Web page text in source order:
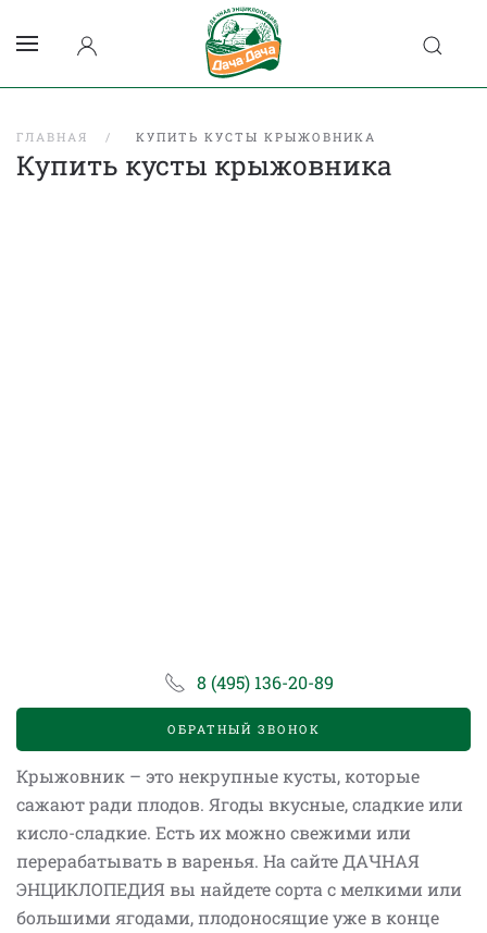
ГЛАВНАЯ КУПИТЬ КУСТЫ КРЫЖОВНИКА
Купить кусты крыжовника
8 (495) 136-20-89
ОБРАТНЫЙ ЗВОНОК
Крыжовник – это некрупные кусты, которые
сажают ради плодов. Ягоды вкусные, сладкие или
кисло-сладкие. Есть их можно свежими или
перерабатывать в варенья. На сайте ДАЧНАЯ
ЭНЦИКЛОПЕДИЯ вы найдете сорта с мелкими или
большими ягодами, плодоносящие уже в конце